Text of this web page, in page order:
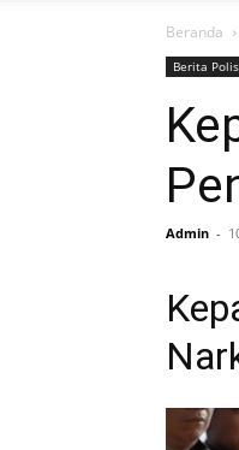
Beranda
Berita
Admin -